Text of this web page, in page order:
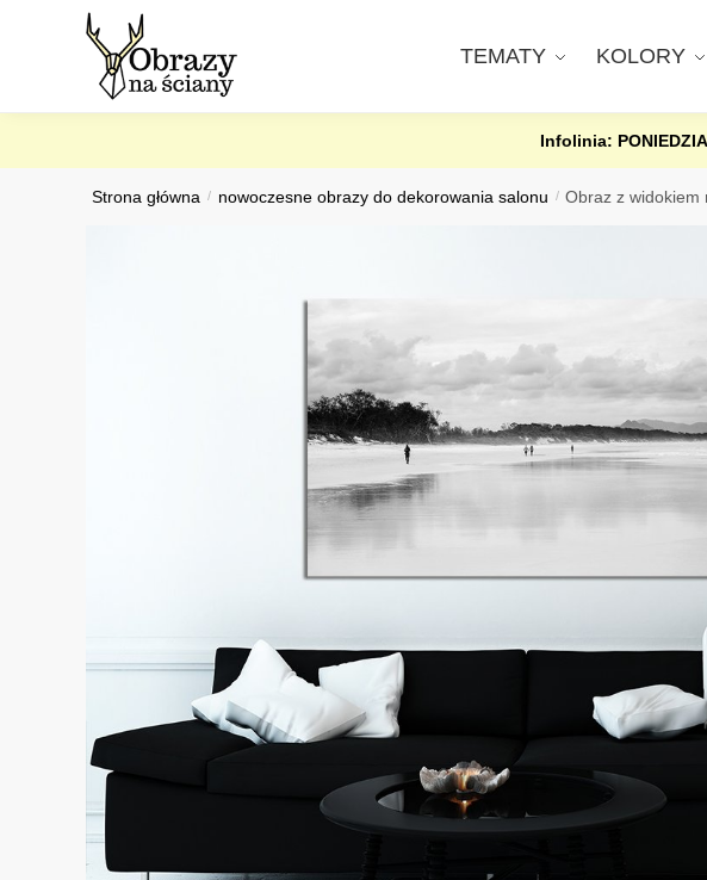
TEMATY KOLORY
Infolinia:
Strona główna / nowoczesne obrazy do dekorowania salonu / Obraz z widokiem